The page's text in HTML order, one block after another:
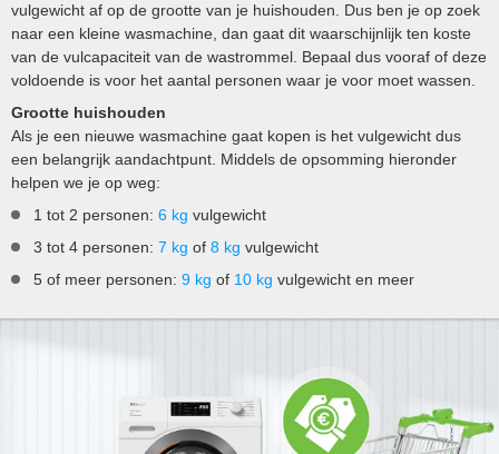
vulgewicht af op de grootte van je huishouden. Dus ben je op zoek
naar een kleine wasmachine, dan gaat dit waarschijnlijk ten koste
van de vulcapaciteit van de wastrommel. Bepaal dus vooraf of deze
voldoende is voor het aantal personen waar je voor moet wassen.
Grootte huishouden
Als je een nieuwe wasmachine gaat kopen is het vulgewicht dus
een belangrijk aandachtpunt. Middels de opsomming hieronder
helpen we je op weg:
1 tot 2 personen: 6 kg vulgewicht
3 tot 4 personen: 7 kg of 8 kg vulgewicht
5 of meer personen: 9 kg of 10 kg vulgewicht en meer